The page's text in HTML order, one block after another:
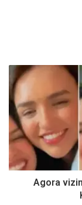
Agora